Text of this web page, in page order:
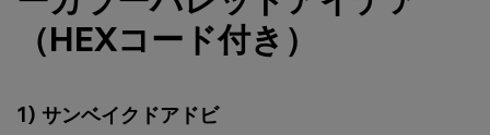
（HEXコード付き）
1) サンベイクドアドビ